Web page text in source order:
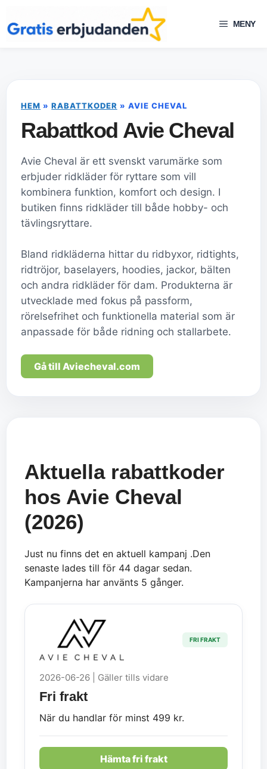
till
innehåll
MENY
HEM »RABATTKODER » AVIE CHEVAL
Rabattkod Avie Cheval
Avie Cheval är ett svenskt varumärke som
erbjuder ridkläder för ryttare som vill
kombinera funktion, komfort och design. I
butiken finns ridkläder till både hobby- och
tävlingsryttare.
Bland ridkläderna hittar du ridbyxor, ridtights,
ridtröjor, baselayers, hoodies, jackor, bälten
och andra ridkläder för dam. Produkterna är
utvecklade med fokus på passform,
rörelsefrihet och funktionella material som är
anpassade för både ridning och stallarbete.
Gå till Aviecheval.com
Aktuella rabattkoder
hos Avie Cheval
(2026)
Just nu finns det en aktuell kampanj .Den
senaste lades till för 44 dagar sedan.
Kampanjerna har använts 5 gånger.
FRI FRAKT
2026-06-26 | Gäller tills vidare
Fri frakt
När du handlar för minst 499 kr.
Hämta fri frakt